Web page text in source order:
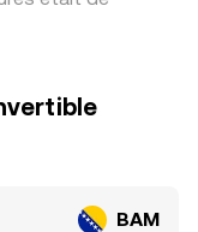
BAM